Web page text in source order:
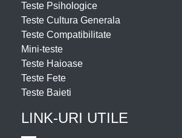
Teste Psihologice
Teste Cultura Generala
Teste Compatibilitate
Mini-teste
Teste Haioase
Teste Fete
Teste Baieti
LINK-URI UTILE